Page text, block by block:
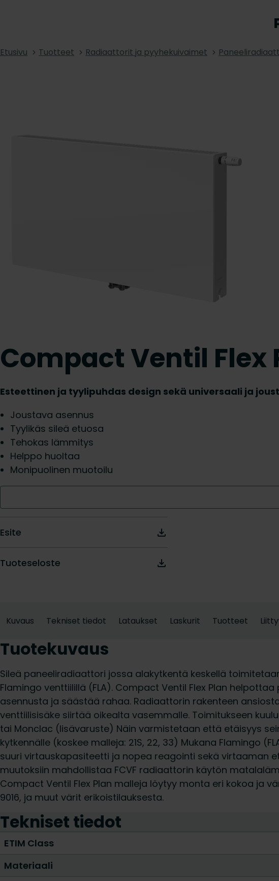
Etusivu Tuotteet Radiaattorit ja pyyhekuivaimet
Compact Ventil Flex
Esteettinen ja tyylipuhdas design sekä universaali ja
Joustava asennus
Tyylikäs sileä etuosa
Tehokas lämmitys
Helppo huoltaa
Monipuolinen muotoilu
Esite
Tuoteseloste
Kuvaus Tekniset tiedot Lataukset Laskurit Tuotteet
Tuotekuvaus
Sileä paneeliradiaattori jossa alakytkentä keskellä
Flamingo venttiilillä (FLA). Compact Ventil Flex Plan
asennusta ja säästää rahaa. Radiaattorin rakenteen
venttiilisisäke siirtää oikealta vasemmalle. Toimitukseen
tai Monclac (lisävaruste) Näin varmistetaan että etäisyys
kytkennälle (koskee malleja: 21S, 22, 33) Mukana Flamingo
suuri virtauskapasiteetti ja nopea reagointi sekä virtaaman
muutoksiin mahdollistaa FCVF radiaattorin käytön
Compact Ventil Flex Plan malleja löytyy monta eri kokoa ja
9016, ja muut värit erikoistilauksesta.
Tekniset tiedot
ETIM Class
Materiaali